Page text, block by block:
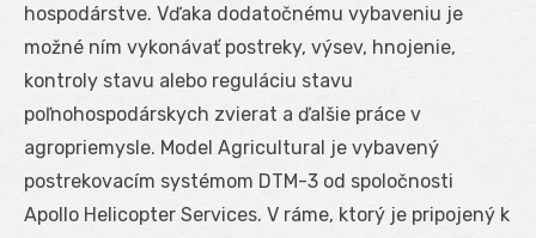
hospodárstve. Vďaka dodatočnému vybaveniu je
možné ním vykonávať postreky, výsev, hnojenie,
kontroly stavu alebo reguláciu stavu
poľnohospodárskych zvierat a ďalšie práce v
agropriemysle. Model Agricultural je vybavený
postrekovacím systémom DTM-3 od spoločnosti
Apollo Helicopter Services. V ráme, ktorý je pripojený k